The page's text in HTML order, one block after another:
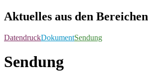
Aktuelles aus den Bereichen
DatendruckDokumentSendung
Sendung